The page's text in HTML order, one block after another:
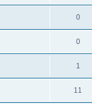
0
0
1
11